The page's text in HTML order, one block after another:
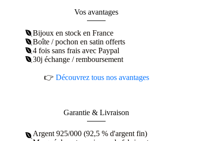
Vos avantages
Bijoux en stock en France
Boîte / pochon en satin offerts
4 fois sans frais avec Paypal
30j échange / remboursement
👉 Découvrez tous nos avantages
Garantie & Livraison
Argent 925/000 (92,5 % d'argent fin)